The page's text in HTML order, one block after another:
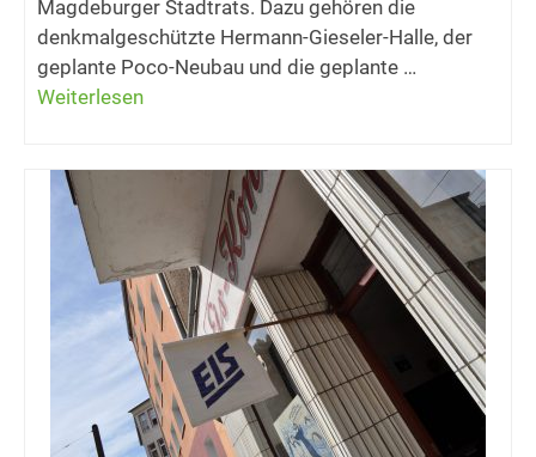
Magdeburger Stadtrats. Dazu gehören die
denkmalgeschützte Hermann-Gieseler-Halle, der
geplante Poco-Neubau und die geplante …
Weiterlesen